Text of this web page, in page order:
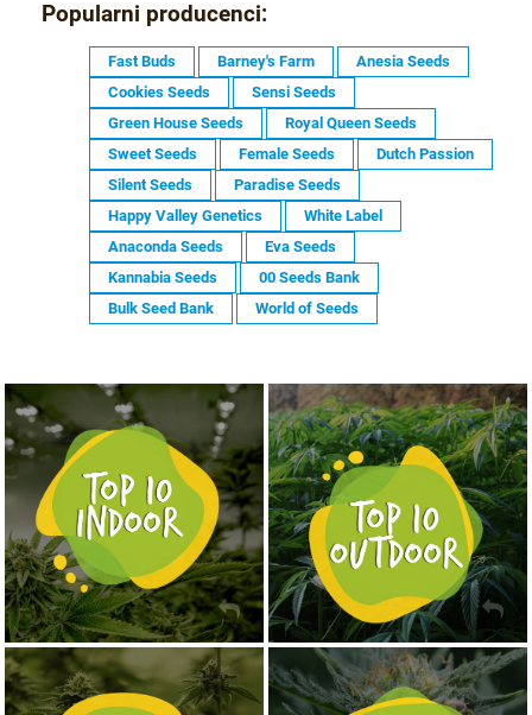
Popularni producenci:
Fast Buds Barney's Farm
Anesia Seeds
Cookies Seeds
Sensi Seeds
Green House Seeds
Royal Queen Seeds
Sweet Seeds
Female Seeds
Dutch Passion
Silent Seeds
Paradise Seeds
Happy Valley Genetics
White Label
Anaconda Seeds
Eva Seeds
Kannabia Seeds
00 Seeds Bank
Bulk Seed Bank
World of Seeds
NASIONA MARIHUANY TOP 10 INDOOR
KUP TERAZ NASIONA MARIHUANY TOP 10 OUTDOOR
KUP TERAZ
NASIONA MARIHUANY TOP 10 AUTOFLOWERING
KUP TERAZ MOCNE ODMIANY MARIHUANY THC OD 24 - 37%
KUP TERAZ